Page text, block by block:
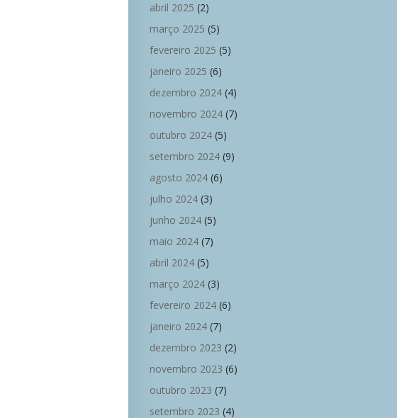
abril 2025 (2)
março 2025 (5)
fevereiro 2025 (5)
janeiro 2025 (6)
dezembro 2024 (4)
novembro 2024 (7)
outubro 2024 (5)
setembro 2024 (9)
agosto 2024 (6)
julho 2024 (3)
junho 2024 (5)
maio 2024 (7)
abril 2024 (5)
março 2024 (3)
fevereiro 2024 (6)
janeiro 2024 (7)
dezembro 2023 (2)
novembro 2023 (6)
outubro 2023 (7)
setembro 2023 (4)